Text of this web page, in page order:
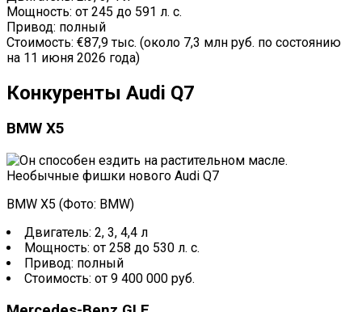
Мощность: от 245 до 591 л. с.
Привод: полный
Стоимость: €87,9 тыс. (около 7,3 млн руб. по состоянию
на 11 июня 2026 года)
Конкуренты Audi Q7
BMW X5
BMW X5 (Фото: BMW)
Двигатель: 2, 3, 4,4 л
Мощность: от 258 до 530 л. с.
Привод: полный
Стоимость: от 9 400 000 руб.